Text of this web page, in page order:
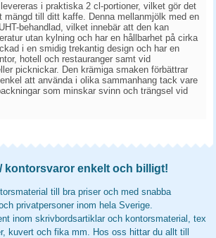
i praktiska 2 cl-portioner, vilket gör det
mängd till ditt kaffe. Denna mellanmjölk med en
behandlad, vilket innebär att den kan
utan kylning och har en hållbarhet på cirka
i en smidig trekantig design och har en
hotell och restauranger samt vid
picknickar. Den krämiga smaken förbättrar
att använda i olika sammanhang tack vare
som minskar svinn och trängsel vid
kontorsvaror enkelt och billigt!
till bra priser och med snabba
privatpersoner inom hela Sverige.
inom skrivbordsartiklar och kontorsmaterial, tex
kuvert och fika mm. Hos oss hittar du allt till